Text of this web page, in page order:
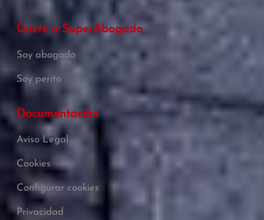
Únete a SuperAbogado
Soy abogado
Soy perito
Documentación
Aviso Legal
Cookies
Configurar cookies
Privacidad